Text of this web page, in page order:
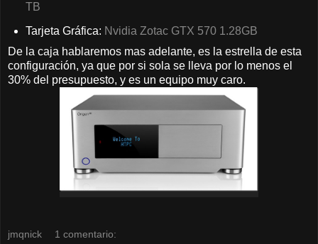
TB
Tarjeta Gráfica: Nvidia Zotac GTX 570 1.28GB
De la caja hablaremos mas adelante, es la estrella de esta
configuración, ya que por si sola se lleva por lo menos el
30% del presupuesto, y es un equipo muy caro.
jmqnick 1 comentario: